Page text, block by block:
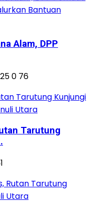
Alam, DPP
0 76
Tarutung